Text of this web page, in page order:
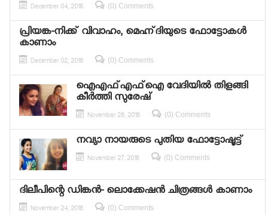
December 04, 2018 (0) Comments
പ്രിയങ്ക-നിക്ക് വിവാഹം, മെഹ്ന്ദിയുടെ ഫോട്ടോകള്‍
കാണാം
December 02, 2018 (0) Comments
ഐഎഫ്എഫ്‌ഐ വേദിയില്‍ തിളങ്ങി
കീര്‍ത്തി സുരേഷ്
November 28, 2018 (0) Comments
നവ്യാ നായരുടെ പുതിയ ഫോട്ടോഷൂട്ട്
November 27, 2018 (0) Comments
ദിലീപിന്റെ ഡിങ്കന്‍- ലൊക്കേഷന്‍ ചിത്രങ്ങള്‍ കാണാം
November 24, 2018 (0) Comments